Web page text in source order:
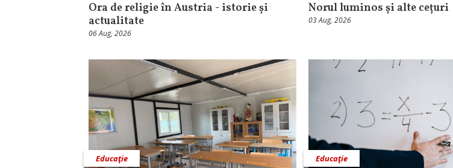
Ora de religie în Austria - istorie și
actualitate
06 Aug, 2026
Norul luminos și alte cețuri
03 Aug, 2026
Educaţie Educaţie